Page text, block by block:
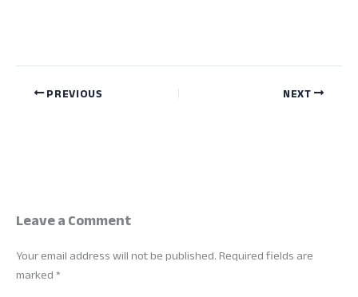
PREVIOUS NEXT
Leave a Comment
Your email address will not be published.Required fields are
marked*